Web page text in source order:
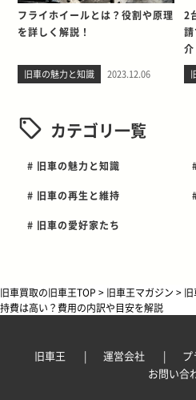
フライホイールとは？役割や原理
を詳しく解説！
旧車の魅力と知識 2023.12.06
2
介
カテゴリ一覧
# 旧車の魅力と知識
# 旧車の再生と維持
# 旧車の愛好家たち
旧車買取の旧車王TOP > 旧車王マガジン >
持費は高い？費用の内訳や目安を解説
旧車王 運営会社
プ
お問い合